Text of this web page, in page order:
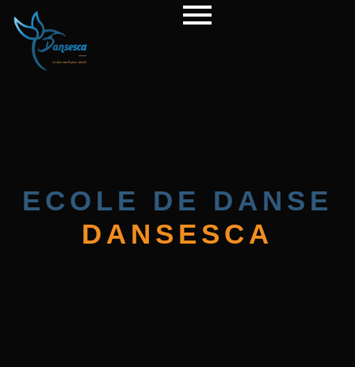
ECOLE DE DANSE
DANSESCA